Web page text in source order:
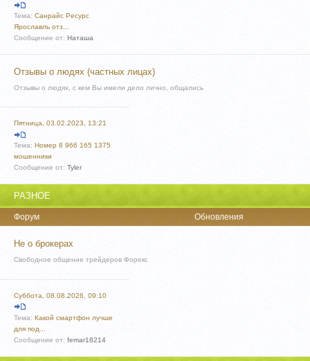
Тема:Санрайс Ресурс
Ярославль отз...
Сообщение от:Наташа
Отзывы о людях (частных лицах)
Отзывы о людях, с кем Вы имели дело лично, общались
Пятница, 03.02.2023, 13:21
Тема:Номер 8 966 165 1375
мошенники
Сообщение от:Tyler
РАЗНОЕ
Форум Обновления
Не о брокерах
Свободное общение трейдеров Форекс
Суббота, 08.08.2026, 09:10
Тема:Какой смартфон лучше
для под...
Сообщение от:femar18214